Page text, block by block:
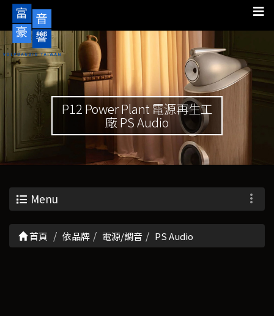
P12 Power Plant 電源再生工
廠 PS Audio
Menu
首頁 依品牌 電源/調音 PS Audio